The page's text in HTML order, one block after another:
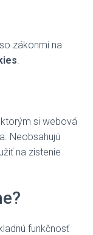
zákonmi na
.
si webová
Neobsahujú
na zistenie
funkčnosť